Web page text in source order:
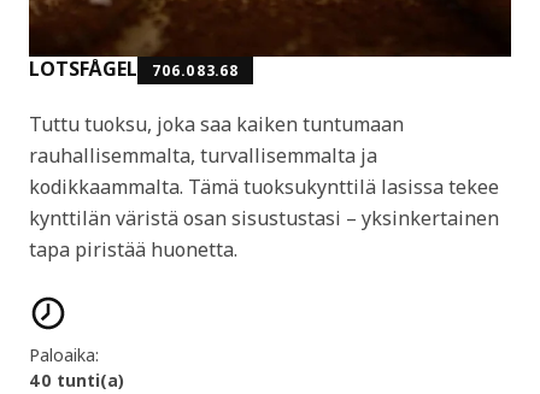
LOTSFÅGEL 706.083.68
Tuttu tuoksu, joka saa kaiken tuntumaan
rauhallisemmalta, turvallisemmalta ja
kodikkaammalta. Tämä tuoksukynttilä lasissa tekee
kynttilän väristä osan sisustustasi – yksinkertainen
tapa piristää huonetta.
Tuotteen ominaisuudet
Paloaika:
40 tunti(a)